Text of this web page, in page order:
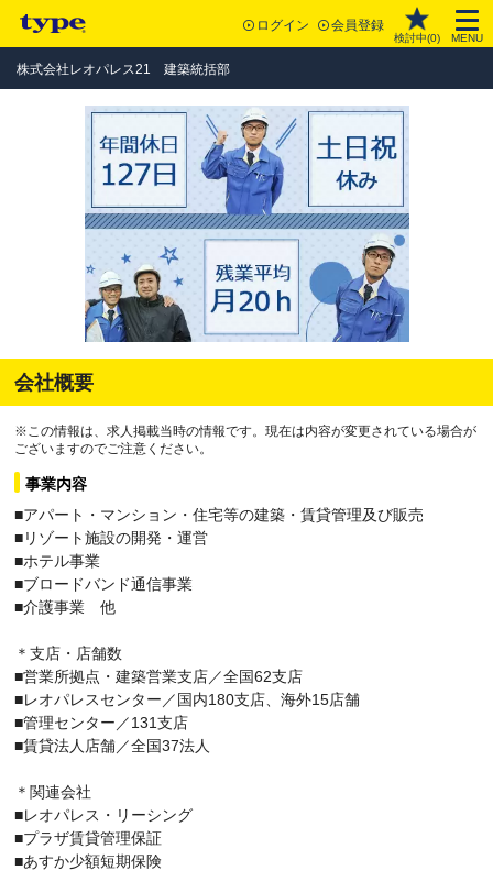
ログイン 会員登録
検討中(0) MENU
株式会社レオパレス21 建築統括部
会社概要
※この情報は、求人掲載当時の情報です。現在は内容が変更されている場合が
ございますのでご注意ください。
事業内容
■アパート・マンション・住宅等の建築・賃貸管理及び販売
■リゾート施設の開発・運営
■ホテル事業
■ブロードバンド通信事業
■介護事業 他
＊支店・店舗数
■営業所拠点・建築営業支店／全国62支店
■レオパレスセンター／国内180支店、海外15店舗
■管理センター／131支店
■賃貸法人店舗／全国37法人
＊関連会社
■レオパレス・リーシング
■プラザ賃貸管理保証
■あすか少額短期保険